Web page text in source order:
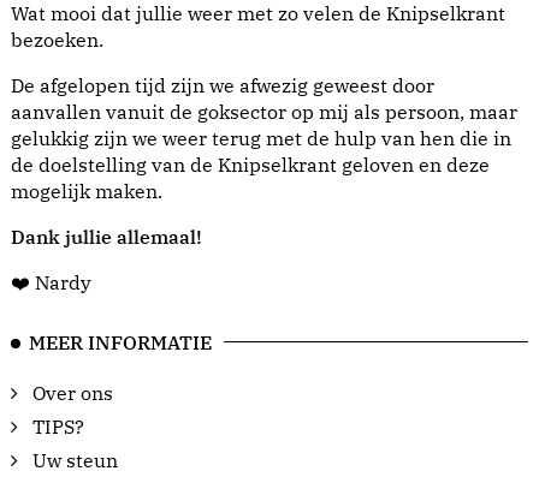
Wat mooi dat jullie weer met zo velen de Knipselkrant
bezoeken.
De afgelopen tijd zijn we afwezig geweest door
aanvallen vanuit de goksector op mij als persoon, maar
gelukkig zijn we weer terug met de hulp van hen die in
de doelstelling van de Knipselkrant geloven en deze
mogelijk maken.
Dank jullie allemaal!
❤️ Nardy
MEER INFORMATIE
Over ons
TIPS?
Uw steun